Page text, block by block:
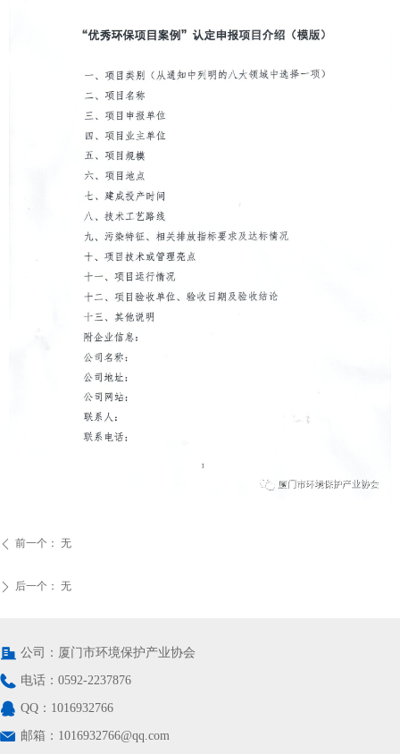
ꄴ 前一个： 无
ꄲ 后一个： 无
公司： 厦门市环境保护产业协会
电话： 0592-2237876
QQ： 1016932766
邮箱： 1016932766@qq.com